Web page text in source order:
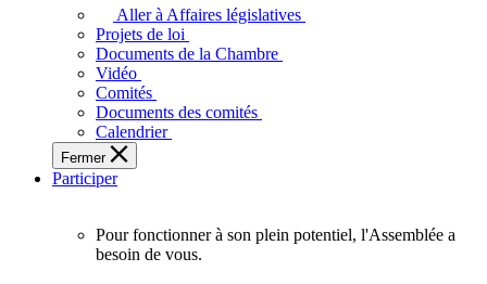
adopte
touchent
des
Ontariennes
et
Aller à Affaires législatives
Projets de loi
Documents de la Chambre
Vidéo
Comités
Documents des comités
Calendrier
Fermer
Participer
Pour fonctionner à son plein potentiel, l'Assemblée a
besoin de vous.